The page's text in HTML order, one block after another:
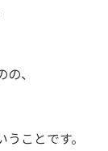
、
ことです。